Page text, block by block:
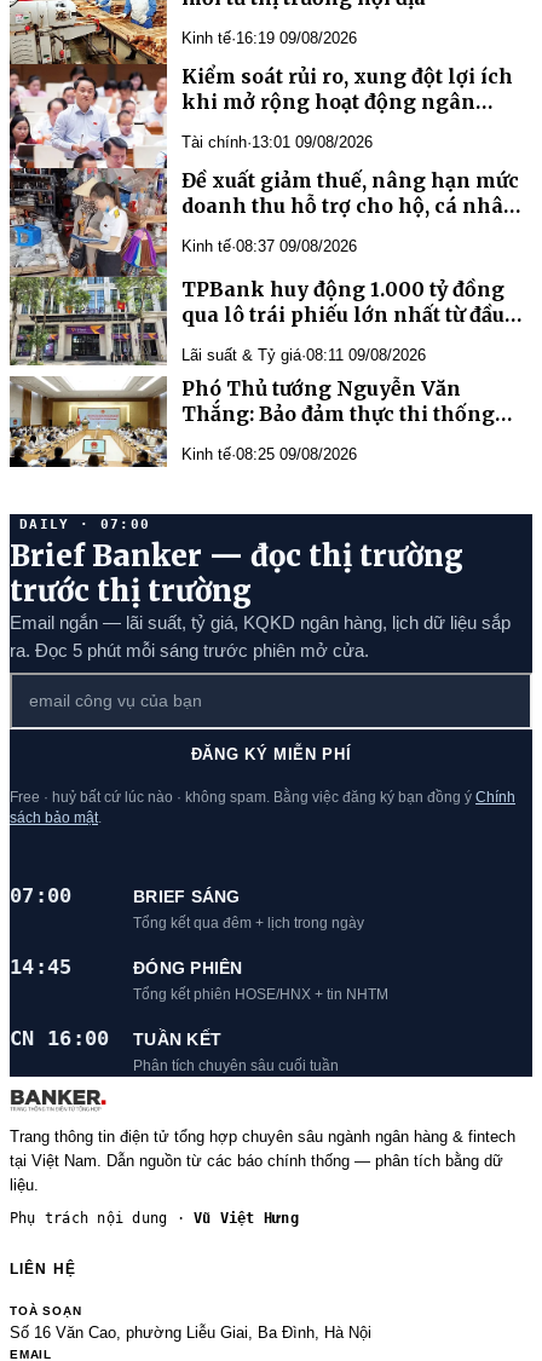
Kinh tế·16:19 09/08/2026
Kiểm soát rủi ro, xung đột lợi ích
khi mở rộng hoạt động ngân
Tài chính·13:01 09/08/2026
Đề xuất giảm thuế, nâng hạn mức
doanh thu hỗ trợ cho hộ, cá nhân
Kinh tế·08:37 09/08/2026
TPBank huy động 1.000 tỷ đồng
qua lô trái phiếu lớn nhất từ đầu
Lãi suất & Tỷ giá·08:11 09/08/2026
Phó Thủ tướng Nguyễn Văn
Thắng: Bảo đảm thực thi thống
những vướng mắc
Kinh tế·08:25 09/08/2026
DAILY · 07:00
Brief Banker — đọc thị trường
trước thị trường
Email ngắn — lãi suất, tỷ giá, KQKD ngân hàng, lịch dữ liệu sắp
ra. Đọc 5 phút mỗi sáng trước phiên mở cửa.
ĐĂNG KÝ MIỄN PHÍ
Free · huỷ bất cứ lúc nào · không spam. Bằng việc đăng ký bạn đồng ý Chính
sách bảo mật
07:00 BRIEF SÁNG
Tổng kết qua đêm + lịch trong ngày
14:45 ĐÓNG PHIÊN
Tổng kết phiên HOSE/HNX + tin NHTM
CN 16:00 TUẦN KẾT
Phân tích chuyên sâu cuối tuần
Trang thông tin điện tử tổng hợp chuyên sâu ngành ngân hàng & fintech
tại Việt Nam. Dẫn nguồn từ các báo chính thống — phân tích bằng dữ
liệu.
Phụ trách nội dung ·Vũ Việt Hưng
LIÊN HỆ
TOÀ SOẠN
Số 16 Văn Cao, phường Liễu Giai, Ba Đình, Hà Nội
EMAIL